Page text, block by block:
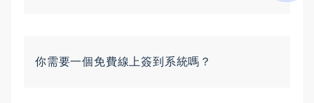
你需要一個免費線上簽到系統嗎？